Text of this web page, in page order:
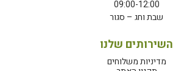
09:00-12:00
שבת וחג – סגור
השירותים שלנו
מדיניות משלוחים